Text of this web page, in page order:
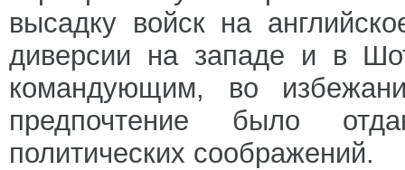
высадку войск на
диверсии на западе и в
командующим, во
предпочтение было
политических соображений.